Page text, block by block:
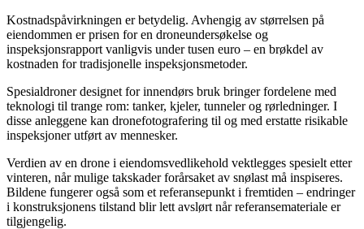
Kostnadspåvirkningen er betydelig. Avhengig av størrelsen på
eiendommen er prisen for en droneundersøkelse og
inspeksjonsrapport vanligvis under tusen euro – en brøkdel av
kostnaden for tradisjonelle inspeksjonsmetoder.
Spesialdroner designet for innendørs bruk bringer fordelene med
teknologi til trange rom: tanker, kjeler, tunneler og rørledninger. I
disse anleggene kan dronefotografering til og med erstatte risikable
inspeksjoner utført av mennesker.
Verdien av en drone i eiendomsvedlikehold vektlegges spesielt etter
vinteren, når mulige takskader forårsaket av snølast må inspiseres.
Bildene fungerer også som et referansepunkt i fremtiden – endringer
i konstruksjonens tilstand blir lett avslørt når referansemateriale er
tilgjengelig.